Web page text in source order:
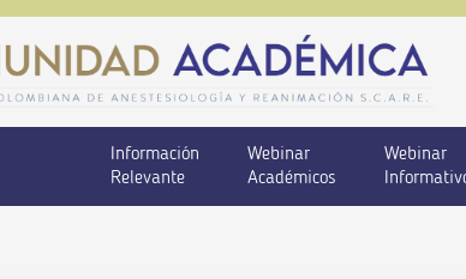
Información
Relevante
Webinar
Académicos
Webinar